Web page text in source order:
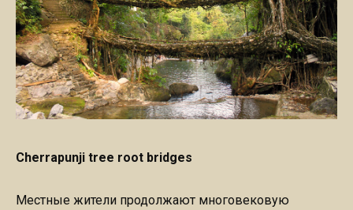
Сherrapunji tree root bridges
Местные жители продолжают многовековую